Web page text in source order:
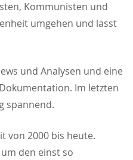
Kommunisten und
umgehen und lässt
und Analysen und eine
Im letzten
spannend.
von 2000 bis heute.
den einst so